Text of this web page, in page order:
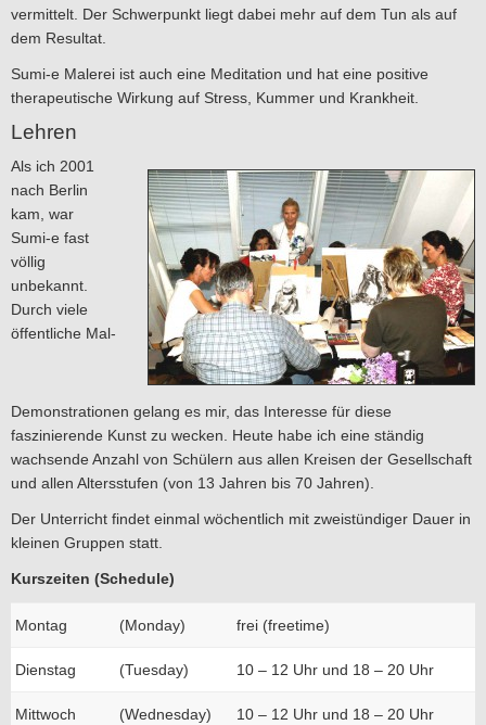
vermittelt. Der Schwerpunkt liegt dabei mehr auf dem Tun als auf
dem Resultat.
Sumi-e Malerei ist auch eine Meditation und hat eine positive
therapeutische Wirkung auf Stress, Kummer und Krankheit.
Lehren
Als ich 2001
nach Berlin
kam, war
Sumi-e fast
völlig
unbekannt.
Durch viele
öffentliche Mal-
Demonstrationen gelang es mir, das Interesse für diese
faszinierende Kunst zu wecken. Heute habe ich eine ständig
wachsende Anzahl von Schülern aus allen Kreisen der Gesellschaft
und allen Altersstufen (von 13 Jahren bis 70 Jahren).
Der Unterricht findet einmal wöchentlich mit zweistündiger Dauer in
kleinen Gruppen statt.
Kurszeiten (Schedule)
Montag (Monday) frei (freetime)
Dienstag (Tuesday) 10 – 12 Uhr und 18 – 20 Uhr
Mittwoch (Wednesday) 10 – 12 Uhr und 18 – 20 Uhr